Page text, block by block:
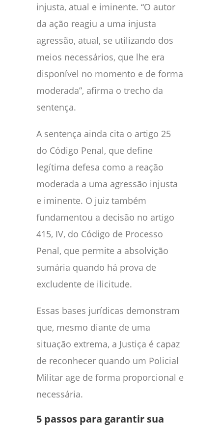
injusta, atual e iminente. “O autor
da ação reagiu a uma injusta
agressão, atual, se utilizando dos
meios necessários, que lhe era
disponível no momento e de forma
moderada”, afirma o trecho da
sentença.
A sentença ainda cita o artigo 25
do Código Penal, que define
legítima defesa como a reação
moderada a uma agressão injusta
e iminente. O juiz também
fundamentou a decisão no artigo
415, IV, do Código de Processo
Penal, que permite a absolvição
sumária quando há prova de
excludente de ilicitude.
Essas bases jurídicas demonstram
que, mesmo diante de uma
situação extrema, a Justiça é capaz
de reconhecer quando um Policial
Militar age de forma proporcional e
necessária.
5 passos para garantir sua